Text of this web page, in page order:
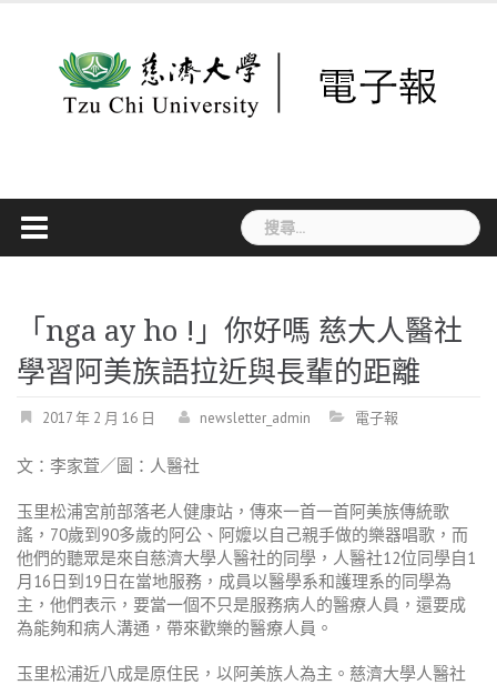
搜
尋
字:
「nga ay ho !」你好嗎 慈大人醫社
學習阿美族語拉近與長輩的距離
2017 年 2 月 16 日 newsletter_admin 電子報
文：李家萓／圖：人醫社
玉里松浦宮前部落老人健康站，傳來一首一首阿美族傳統歌
謠，70歲到90多歲的阿公、阿嬤以自己親手做的樂器唱歌，而
他們的聽眾是來自慈濟大學人醫社的同學，人醫社12位同學自1
月16日到19日在當地服務，成員以醫學系和護理系的同學為
主，他們表示，要當一個不只是服務病人的醫療人員，還要成
為能夠和病人溝通，帶來歡樂的醫療人員。
玉里松浦近八成是原住民，以阿美族人為主。慈濟大學人醫社